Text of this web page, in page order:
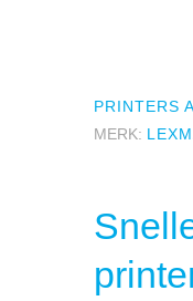
PRINTERS
MERK: